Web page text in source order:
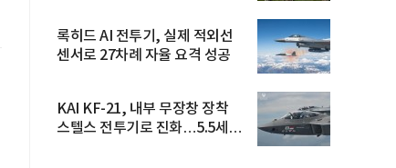
록히드 AI 전투기, 실제 적외선
센서로 27차례 자율 요격 성공
KAI KF-21, 내부 무장창 장착
스텔스 전투기로 진화…5.5세대